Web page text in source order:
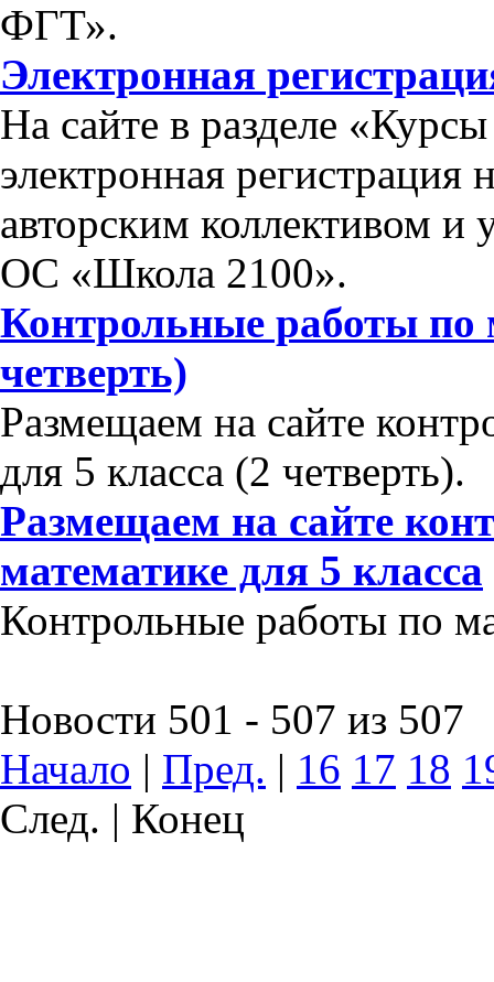
ФГТ».
Электронная
На сайте в разделе
электронная
авторским коллективом
ОС «Школа 2100».
Контрольные работы по
четверть)
Размещаем на сайте
для 5 класса (2 четверть).
Размещаем на сайте
математике для 5 класса
Контрольные работы по
Новости 501 - 507 из 507
Начало | Пред. | 16 17 18
След. | Конец